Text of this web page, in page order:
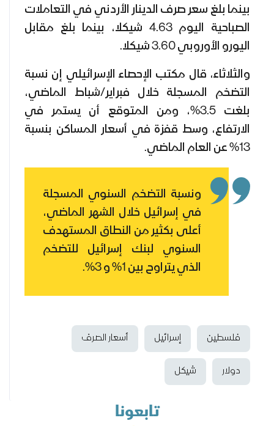
بينما بلغ سعر صرف الدينار الأردني في التعاملات
الصباحية اليوم 4.63 شيكلا، بينما بلغ مقابل
اليورو الأوروبي 3.60 شيكلا.
والثلاثاء، قال مكتب الإحصاء الإسرائيلي إن نسبة
التضخم المسجلة خلال فبراير/شباط الماضي،
بلغت 3.5%، ومن المتوقع أن يستمر في
الارتفاع، وسط قفزة في أسعار المساكن بنسبة
13% عن العام الماضي.
ونسبة التضخم السنوي المسجلة
في إسرائيل خلال الشهر الماضي،
أعلى بكثير من النطاق المستهدف
السنوي لبنك إسرائيل للتضخم
الذي يتراوح بين 1% و 3%.
فلسطين إسرائيل أسعار الصرف
دولار شيكل
تابعونا